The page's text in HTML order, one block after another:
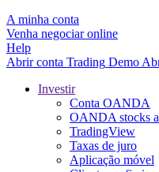
A minha conta
Venha negociar online
Help
Abrir conta Trading Demo
Investir
Conta OANDA
OANDA stocks
TradingView
Taxas de juro
Aplicação móvel